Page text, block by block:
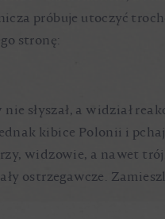
próbuje utoczyć
stronę:
słyszał, a widział
kibice Polonii i
widzowie, a nawet
ostrzegawcze.